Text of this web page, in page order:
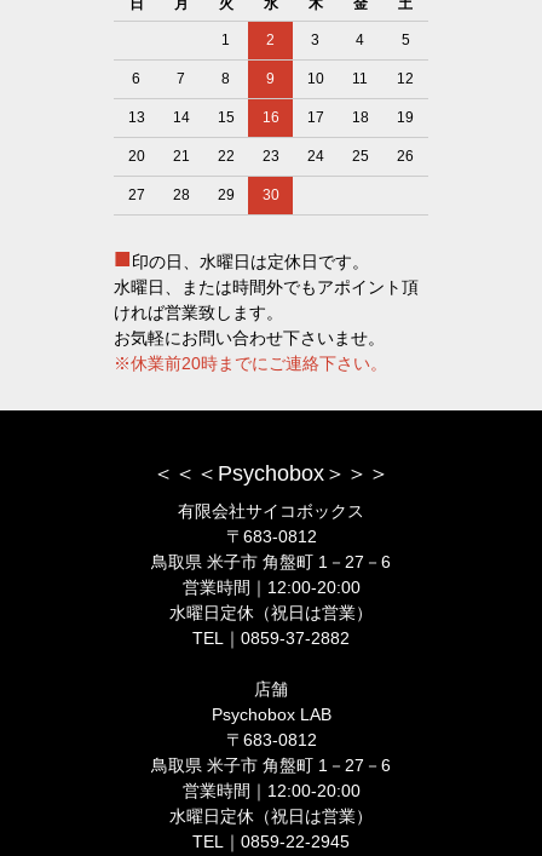
日
月 火 水 木 金 土
1 2 3 4 5
6 7 8 9 10 11 12
13 14 15 16 17 18 19
20 21 22 23 24 25 26
27 28 29 30
■印の日、水曜日は定休日です。
水曜日、または時間外でもアポイント頂
ければ営業致します。
お気軽にお問い合わせ下さいませ。
※休業前20時までにご連絡下さい。
＜＜＜Psychobox＞＞＞
有限会社サイコボックス
〒683-0812
鳥取県 米子市 角盤町 1－27－6
営業時間｜12:00-20:00
水曜日定休（祝日は営業）
TEL｜0859-37-2882
店舗
Psychobox LAB
〒683-0812
鳥取県 米子市 角盤町 1－27－6
営業時間｜12:00-20:00
水曜日定休（祝日は営業）
TEL｜0859-22-2945